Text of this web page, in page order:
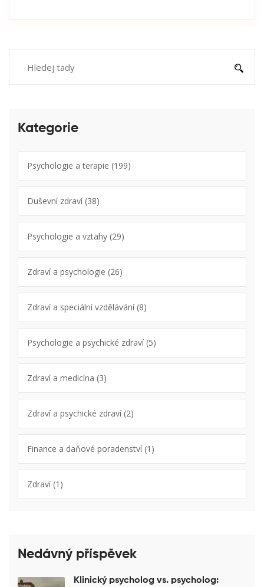
Kategorie
Psychologie a terapie (199)
Duševní zdraví(38)
Psychologie a vztahy (29)
Zdraví a psychologie (26)
Zdraví a speciální vzdělávání(8)
Psychologie a psychické zdraví(5)
Zdraví a medicína (3)
Zdraví a psychické zdraví(2)
Finance a daňové poradenství(1)
Zdraví(1)
Nedávný příspěvek
Klinický psycholog vs. psycholog: